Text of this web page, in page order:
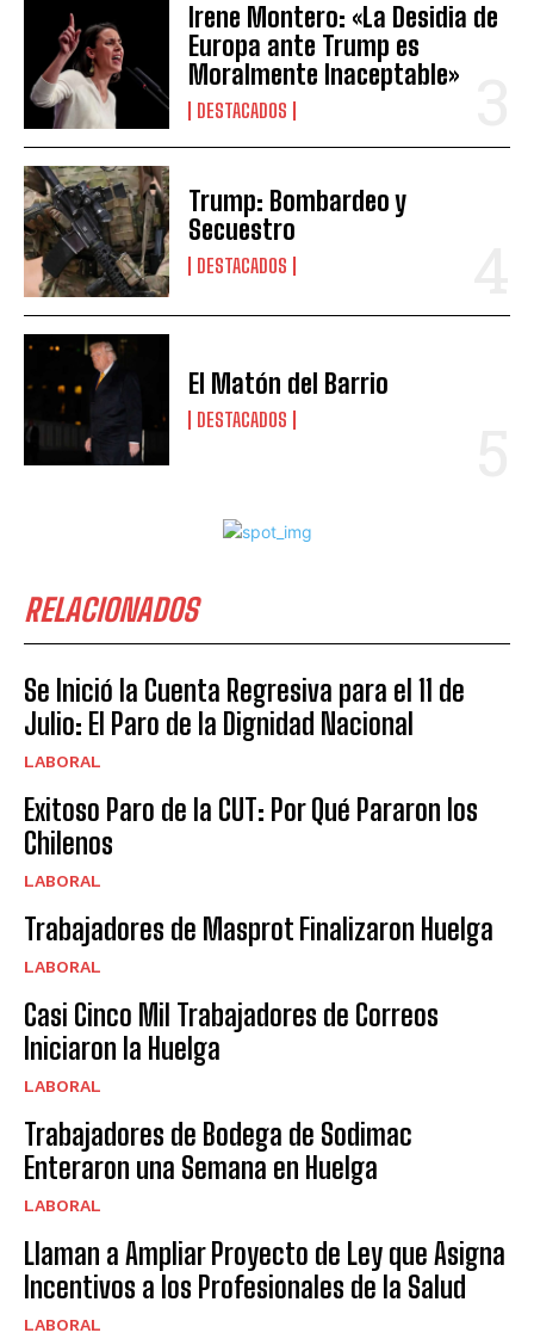
Irene Montero: «La Desidia de
Europa ante Trump es
Moralmente Inaceptable»
DESTACADOS
Trump: Bombardeo y
Secuestro
DESTACADOS
El Matón del Barrio
DESTACADOS
RELACIONADOS
Se Inició la Cuenta Regresiva para el 11 de
Julio: El Paro de la Dignidad Nacional
LABORAL
Exitoso Paro de la CUT: Por Qué Pararon los
Chilenos
LABORAL
Trabajadores de Masprot Finalizaron Huelga
LABORAL
Casi Cinco Mil Trabajadores de Correos
Iniciaron la Huelga
LABORAL
Trabajadores de Bodega de Sodimac
Enteraron una Semana en Huelga
LABORAL
Llaman a Ampliar Proyecto de Ley que Asigna
Incentivos a los Profesionales de la Salud
LABORAL